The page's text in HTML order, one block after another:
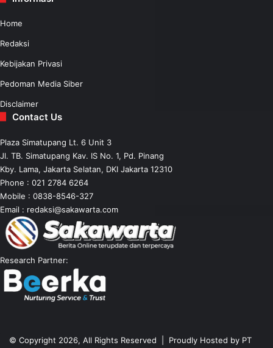
Home
Redaksi
Kebijakan Privasi
Pedoman Media Siber
Disclaimer
Contact Us
Plaza Simatupang Lt. 6 Unit 3
Jl. TB. Simatupang Kav. IS No. 1, Pd. Pinang
Kby. Lama, Jakarta Selatan, DKI Jakarta 12310
Phone : 021 2784 6264
Mobile : 0838-8546-327
Email : redaksi@sakawarta.com
Research Partner:
© Copyright 2026, All Rights Reserved | Proudly Hosted by PT